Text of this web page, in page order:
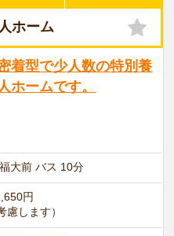
ホーム
着型で少人数の特別養
ホームです。
大前 バス 10分
円
慮します）